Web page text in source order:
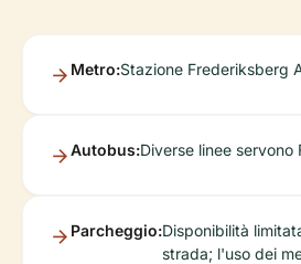
Metro:Stazione Frederiksberg
Autobus:Diverse linee
Parcheggio:Disponibilità
strada; l'uso dei